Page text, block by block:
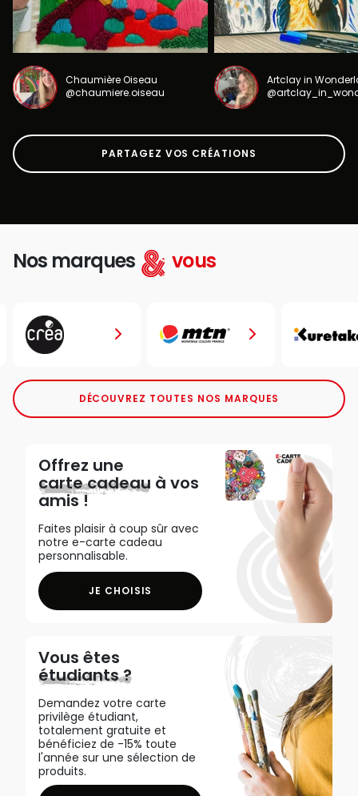
Chaumière Oiseau
@chaumiere.oiseau
Artclay in
PARTAGEZ VOS CRÉATIONS
Nos marques vous
DÉCOUVREZ TOUTES NOS MARQUES
Offrez une
carte cadeau à vos
amis !
Faites plaisir à coup sûr avec
notre e-carte cadeau
personnalisable.
JE CHOISIS
Vous êtes
étudiants ?
Demandez votre carte
privilège étudiant,
totalement gratuite et
bénéficiez de -15% toute
l'année sur une sélection de
produits.